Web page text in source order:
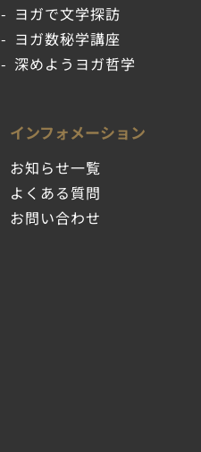
ヨガで文学探訪
ヨガ数秘学講座
深めようヨガ哲学
インフォメーション
お知らせ一覧
よくある質問
お問い合わせ